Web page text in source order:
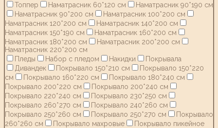
Топпер
Наматрасник 60*120 см
Наматрасник 90*190 см
Наматрасник 90*200 см
Наматрасник 100*200 см
Наматрасник 120*200 см
Наматрасник 140*200 см
Наматрасник 150*190 см
Наматрасник 160*200 см
Наматрасник 180*200 см
Наматрасник 200*200 см
Наматрасник 220*200 см
Пледы
Набор с пледом Накидки
Покрывала
Дивандек
Покрывало 150*210 см
Покрывало 150*220
см
Покрывало 160*220 см
Покрывало 180*240 см
Покрывало 200*220 см
Покрывало 200*240 см
Покрывало 220*240 см
Покрывало 230*250 см
Покрывало 260*270 см
Покрывало 240*260 см
Покрывало 250*260 см
Покрывало 250*270 см
Покрывало
260*260 см
Покрывало махровые
Покрывало пикейное